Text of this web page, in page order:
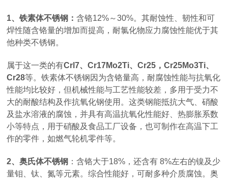
1、铁素体不锈钢：含铬12%～30%。其耐蚀性、韧性和可
焊性随含铬量的增加而提高，耐氯化物应力腐蚀性能优于其
他种类不锈钢。
属于这一类的有Crl7、Cr17Mo2Ti、Cr25，Cr25Mo3Ti、
Cr28等。铁素体不锈钢因为含铬量高，耐腐蚀性能与抗氧化
性能均比较好，但机械性能与工艺性能较差，多用于受力不
大的耐酸结构及作抗氧化钢使用。这类钢能抵抗大气、硝酸
及盐水溶液的腐蚀，并具有高温抗氧化性能好、热膨胀系数
小等特点，用于硝酸及食品工厂设备，也可制作在高温下工
作的零件，如燃气轮机零件等。
2、奥氏体不锈钢 ：含铬大于18%，还含有 8%左右的镍及少
量钼、钛、氮等元素。综合性能好，可耐多种介质腐蚀。奥